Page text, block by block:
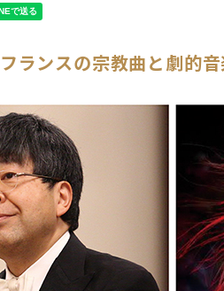
ランスの宗教曲と劇的